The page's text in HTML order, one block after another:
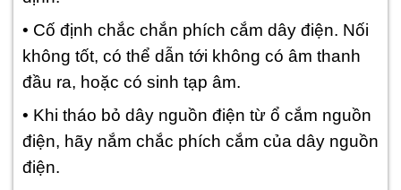
• Cố định chắc chắn phích cắm dây điện. Nối
không tốt, có thể dẫn tới không có âm thanh
đầu ra, hoặc có sinh tạp âm.
• Khi tháo bỏ dây nguồn điện từ ổ cắm nguồn
điện, hãy nắm chắc phích cắm của dây nguồn
điện.